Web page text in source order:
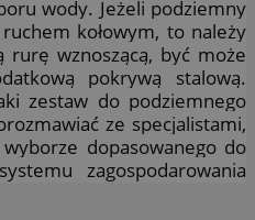
wody. Jeżeli podziemny
kołowym, to należy
rurę wznoszącą, być może
pokrywą stalową.
zestaw do podziemnego
ze specjalistami,
dopasowanego do
zagospodarowania